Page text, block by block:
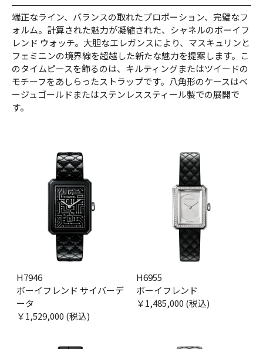
端正なライン、バランスの取れたプロポーション、完璧なフ
ォルム。計算された魅力が凝縮された、シャネルのボーイフ
レンド ウォッチ。大胆なエレガンスにより、マスキュリンと
フェミニンの境界線を超越した新たな魅力を提案します。こ
のタイムピースを飾るのは、キルティングまたはツイードの
モチーフをあしらったストラップです。八角形のケースはベ
ージュゴールドまたはステンレススティール製での展開で
す。
H7946
ボーイフレンド サイバーデ
ータ
￥1,529,000 (税込)
H6955
ボーイフレンド
￥1,485,000 (税込)